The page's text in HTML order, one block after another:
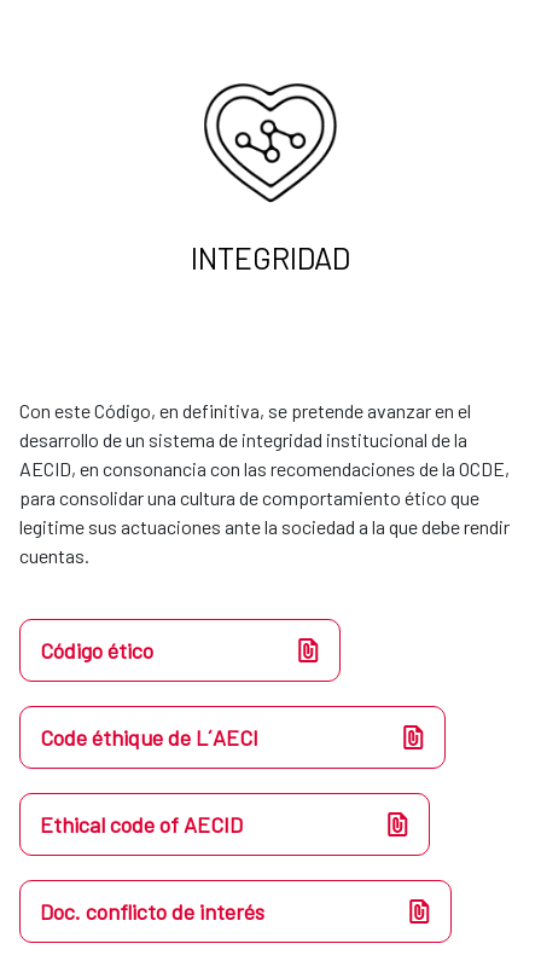
INTEGRIDAD
Con este Código, en definitiva, se pretende avanzar en el
desarrollo de un sistema de integridad institucional de la
AECID, en consonancia con las recomendaciones de la OCDE,
para consolidar una cultura de comportamiento ético que
legitime sus actuaciones ante la sociedad a la que debe rendir
cuentas.
Código ético
Code éthique de L´AECI
Ethical code of AECID
Doc. conflicto de interés